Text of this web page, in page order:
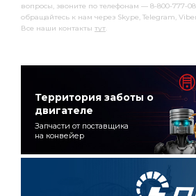
вопросы, звоните по телефонам — 8-800-777-
обращайтесь к нам через Skype, Telegram,
Все наши контакты тут.
Территория заботы о
двигателе
Запчасти от поставщика
на конвейер